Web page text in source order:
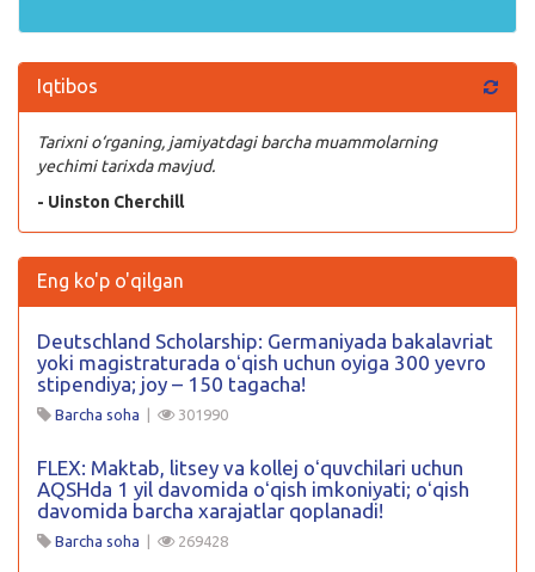
Iqtibos
Tarixni o‘rganing, jamiyatdagi barcha muammolarning
yechimi tarixda mavjud.
- Uinston Cherchill
Eng ko'p o'qilgan
Deutschland Scholarship: Germaniyada bakalavriat
yoki magistraturada oʻqish uchun oyiga 300 yevro
stipendiya; joy – 150 tagacha!
Barcha soha | 301990
FLEX: Maktab, litsey va kollej oʻquvchilari uchun
AQSHda 1 yil davomida oʻqish imkoniyati; oʻqish
davomida barcha xarajatlar qoplanadi!
Barcha soha | 269428